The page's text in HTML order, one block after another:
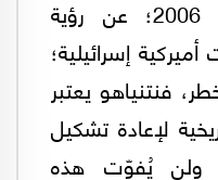
الخامس من تموز/يوليو 2006؛ عن رؤية
إسرائيلية؛
فنتنياهو يعتبر
لإعادة تشكيل
ولن يُفوّت هذه